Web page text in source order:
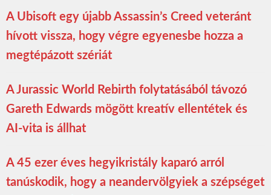
A Ubisoft egy újabb Assassin’s Creed veteránt
hívott vissza, hogy végre egyenesbe hozza a
megtépázott szériát
A Jurassic World Rebirth folytatásából távozó
Gareth Edwards mögött kreatív ellentétek és
AI-vita is állhat
A 45 ezer éves hegyikristály kaparó arról
tanúskodik, hogy a neandervölgyiek a szépséget